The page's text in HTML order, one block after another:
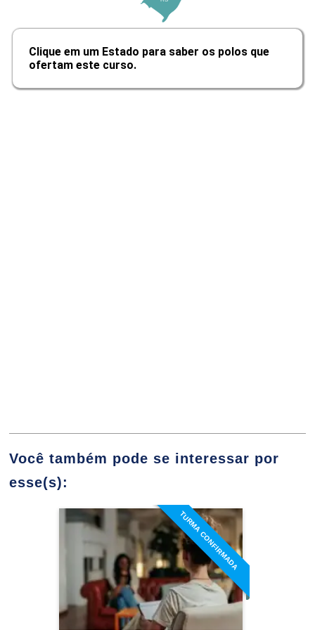
Principais Teorias do Desenvolvimento
Psicologia do
Desenvolvimento Bio-Psico-Social e
Clique em um Estado para saber os polos que
ofertam este curso.
Você também pode se interessar por
esse(s):
TURMA CONFIRMADA
Especialização em
Abordagem Humanista
Existencial Fenomenológica
Detalhes do curso